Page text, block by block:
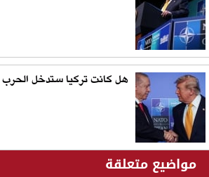
هل كانت تركيا ستدخل الحرب
مواضيع متعلقة